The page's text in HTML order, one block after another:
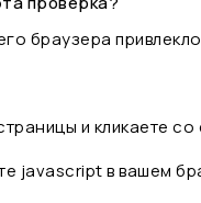
браузера
и кликаете
javascript в вашем